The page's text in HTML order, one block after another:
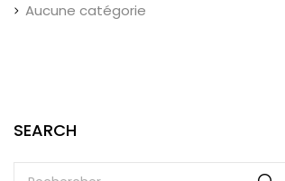
Aucune catégorie
SEARCH